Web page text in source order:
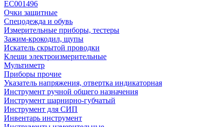
EC001496
Очки защитные
Спецодежда и обувь
Измерительные приборы, тестеры
Зажим-крокодил, щупы
Искатель скрытой проводки
Клещи электроизмерительные
Мультиметр
Приборы прочие
Указатель напряжения, отвертка индикаторная
Инструмент ручной общего назначения
Инструмент шарнирно-губчатый
Инструмент для СИП
Инвентарь инструмент